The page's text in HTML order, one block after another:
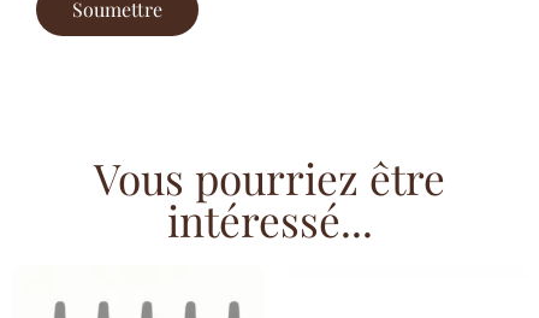
Vous pourriez être
intéressé...